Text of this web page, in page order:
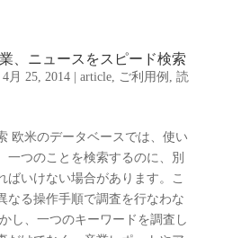
、ニュースをスピード検索
4月 25, 2014| article, ご利用例 , 読
欧米のデータベースでは、使い
一つのことを検索するのに、別
ばいけない場合があります。こ
なる操作手順で調査を行なわな
し、一つのキーワードを調査し